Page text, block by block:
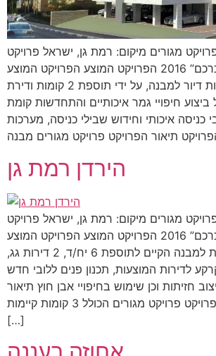
מגורים מיקום: רמת גן, ישראל פרויקט
עבור חברת “כרכם” 2016 הפרויקט המוצע הפרויקט המוצע
תוספת של 5 יחידות דיור למבנה, על ידי תוספת 2 קומות ודירת
חיפויי גמר איכותיים והתחדשות קומת
כניסה איכותי וחידוש שבילי כניסה, מערכות
הירדן רמת גן
מגורים מיקום: רמת גן, ישראל פרויקט
עבור חברת “כרכם” 2016 הפרויקט המוצע הפרויקט המוצע
תוספת שתי קומות למבנה הקיים לתוספת 6 יח/ד, 2 דירות גג,
לדירות המוצעות, תכנון פנים ללובי חדש
חזיתות וכן שימוש בחיפויי אבן חוץ תיאור
הפרויקט תיאור הפרויקט פרויקט מגורים הכולל 3 קומות קיימות
[…]